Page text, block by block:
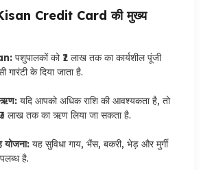
Credit Card की मुख्य
पशुपालकों को ₹2 लाख तक का कार्यशील पूंजी
गारंटी के दिया जाता है.
ऋण:यदि आपको अधिक राशि की आवश्यकता है, तो
लाख तक का ऋण लिया जा सकता है.
योजना:यह सुविधा गाय, भैंस, बकरी, भेड़ और मुर्गी
है.